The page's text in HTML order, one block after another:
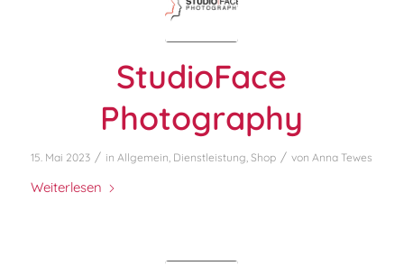
StudioFace
Photography
15. Mai 2023 / inAllgemein, Dienstleistung,Shop / vonAnna Tewes
Weiterlesen